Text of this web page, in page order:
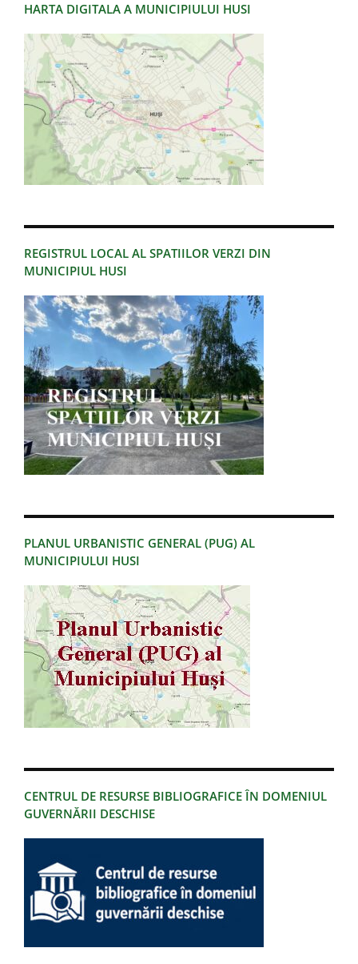
HARTA DIGITALA A MUNICIPIULUI HUSI
REGISTRUL LOCAL AL SPATIILOR VERZI DIN
MUNICIPIUL HUSI
PLANUL URBANISTIC GENERAL (PUG) AL
MUNICIPIULUI HUSI
CENTRUL DE RESURSE BIBLIOGRAFICE ÎN DOMENIUL
GUVERNĂRII DESCHISE